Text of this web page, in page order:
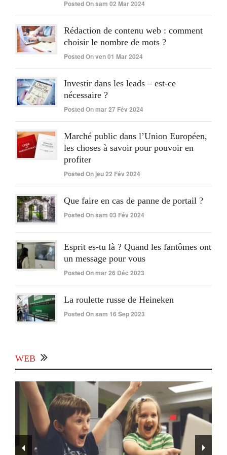
Posted On sam 02 Mar 2024
Rédaction de contenu web : comment
choisir le nombre de mots ?
Posted On ven 01 Mar 2024
Investir dans les leads – est-ce
nécessaire ?
Posted On mar 27 Fév 2024
Marché public dans l’Union Européen,
les choses à savoir pour pouvoir en
profiter
Posted On jeu 22 Fév 2024
Que faire en cas de panne de portail ?
Posted On sam 03 Fév 2024
Esprit es-tu là ? Quand les fantômes ont
un message pour vous
Posted On mar 26 Déc 2023
La roulette russe de Heineken
Posted On sam 16 Sep 2023
WEB